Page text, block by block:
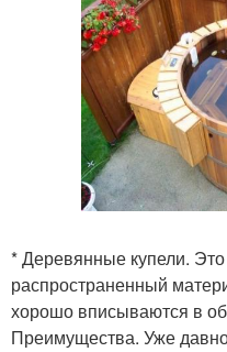
* Деревянные купели.
распространенный
хорошо вписываются в
Преимущества. Уже